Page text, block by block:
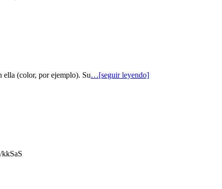
ella (color, por ejemplo). Su…[seguir leyendo]
kkSaS